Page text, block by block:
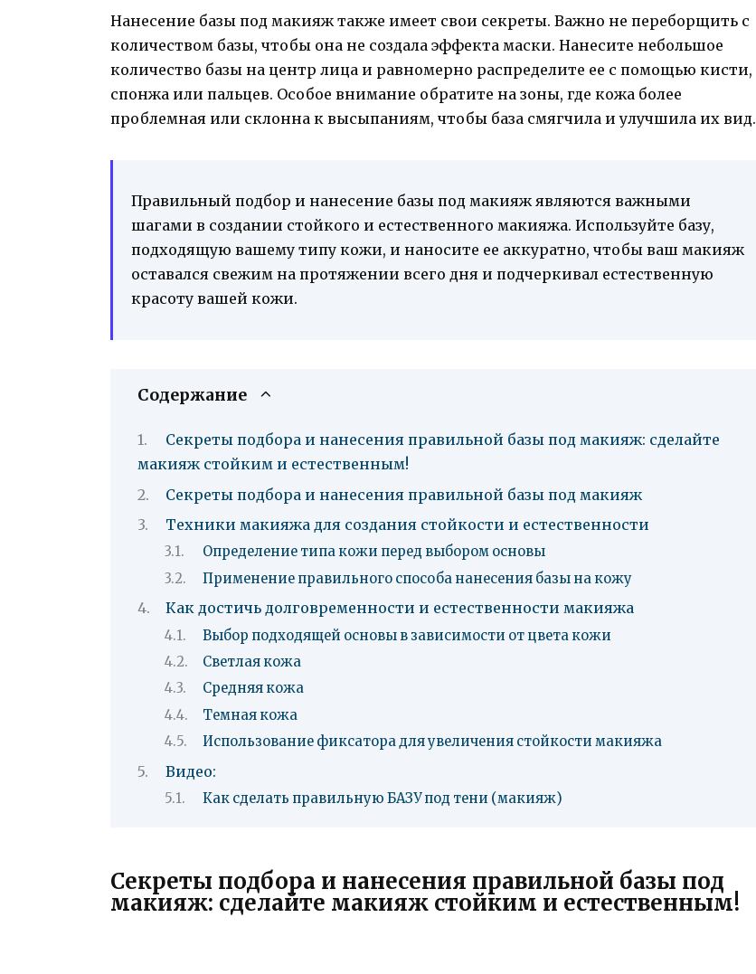
Нанесение базы под макияж также имеет свои секреты. Важно не переборщить с
количеством базы, чтобы она не создала эффекта маски. Нанесите небольшое
количество базы на центр лица и равномерно распределите ее с помощью кисти,
спонжа или пальцев. Особое внимание обратите на зоны, где кожа более
проблемная или склонна к высыпаниям, чтобы база смягчила и улучшила их вид.
Правильный подбор и нанесение базы под макияж являются важными
шагами в создании стойкого и естественного макияжа. Используйте базу,
подходящую вашему типу кожи, и наносите ее аккуратно, чтобы ваш макияж
оставался свежим на протяжении всего дня и подчеркивал естественную
красоту вашей кожи.
Содержание
Секреты подбора и нанесения правильной базы под макияж: сделайте
макияж стойким и естественным!
Секреты подбора и нанесения правильной базы под макияж
Техники макияжа для создания стойкости и естественности
Определение типа кожи перед выбором основы
Применение правильного способа нанесения базы на кожу
Как достичь долговременности и естественности макияжа
Выбор подходящей основы в зависимости от цвета кожи
Светлая кожа
Средняя кожа
Темная кожа
Использование фиксатора для увеличения стойкости макияжа
Видео:
Как сделать правильную БАЗУ под тени (макияж)
Секреты подбора и нанесения правильной базы под
макияж: сделайте макияж стойким и естественным!